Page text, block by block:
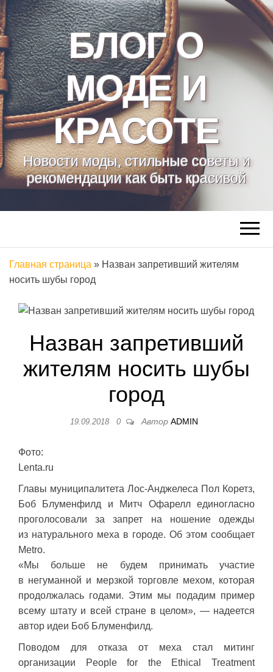
БЛОГ О
МОДЕ И
КРАСОТЕ
Новости моды, стильные советы и
рекомендации как быть красивой
Главная страница » Назван запретивший жителям
носить шубы город
Назван запретивший
жителям носить шубы
город
19.09.2018 0 Автор ADMIN
Фото:
Lenta.ru
Главы муниципалитета Лос-Анджелеса Пол Коретз,
Боб Блуменфилд и Митч Офарелл единогласно
проголосовали за запрет на ношение одежды
из натурального меха в городе. Об этом сообщает
Metro.
«Мы больше не будем принимать участие
в негуманной и мерзкой торговле мехом, которая
продолжалась годами. Этим мы подадим пример
всему штату и всей стране в целом», — надеется
автор идеи Боб Блуменфилд.
Поводом для отказа от меха стал митинг
организации People for the Ethical Treatment